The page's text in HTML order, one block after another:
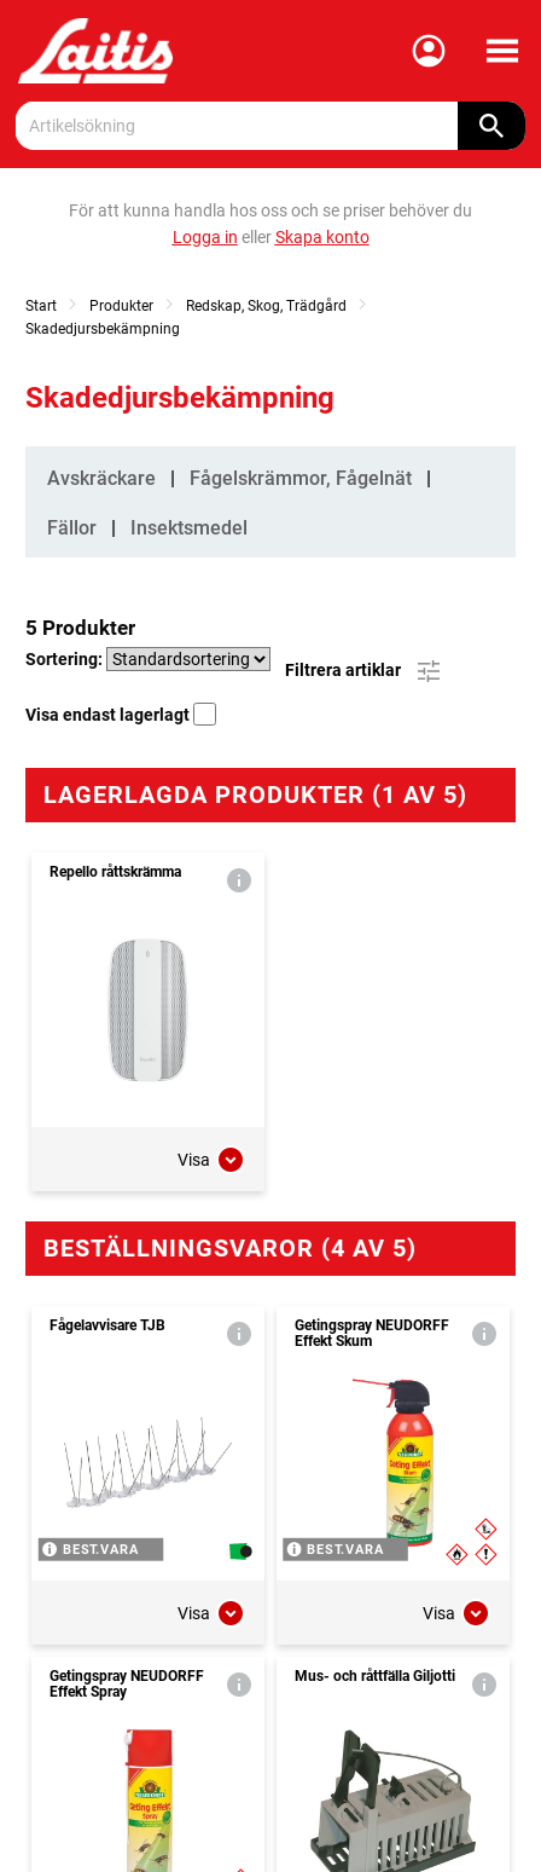
Meny
För att kunna handla hos oss och se priser behöver du
Logga in ellerSkapa konto
Start Produkter
Redskap, Skog, Trädgård
Skadedjursbekämpning
Skadedjursbekämpning
Kategorier
Avskräckare Fågelskrämmor, Fågelnät
Fällor Insektsmedel
5 Produkter
Sortering:
Filtrera artiklar
Visa endast lagerlagt
LAGERLAGDA PRODUKTER (1 AV 5)
Repello råttskrämma
Visa
BESTÄLLNINGSVAROR (4 AV 5)
Fågelavvisare TJB
BEST.VARA
Visa
Getingspray NEUDORFF
Effekt Skum
BEST.VARA
Visa
Getingspray NEUDORFF
Effekt Spray
Mus- och råttfälla Giljotti